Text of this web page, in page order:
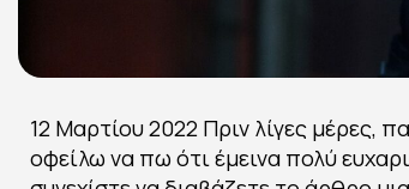
12 Μαρτίου 2022 Πριν λίγες μέρες,
οφείλω να πω ότι έμεινα πολύ